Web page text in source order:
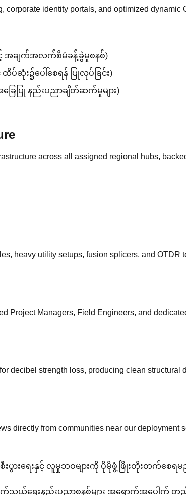
identity portals, and optimized dynamic
နှင့် အချက်အလက်စီမံခန့်ခွဲမှုစနစ်)
ထိပ်ဆုံး၌ပေါ်စေရန် ပြုလုပ်ခြင်း)
အခြေပြု နည်းပညာချိတ်ဆက်မှုများ)
across all assigned regional hubs,
heavy utility setups, fusion splicers, and OTDR
Project Managers, Field Engineers, and
decibel strength loss, producing clean structural
directly from communities near our deployment
ားရေးနှင့် လူမှုဘဝများကို ပိုမိုဖွံ့ဖြိုးတိုးတက်စေရ
သွယ်ရေးနည်းပညာစနစ်များ အရောက်အပေါက်